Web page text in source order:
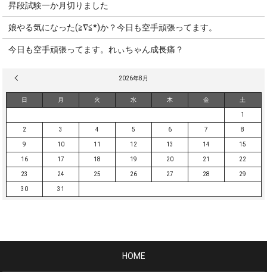
昇段試験一か月切りました
娘やる気になった(≧∇≦*)か？今日も空手頑張ってます。
今日も空手頑張ってます。れぃちゃん成長痛？
2026年8月
日 月 火 水 木 金 土
1
2 3 4 5 6 7 8
9 10 11 12 13 14 15
16 17 18 19 20 21 22
23 24 25 26 27 28 29
30 31
HOME